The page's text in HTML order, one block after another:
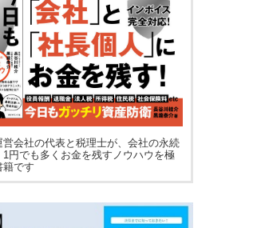
営会社の代表と税理士が、会社の永続
円でも多くお金を残すノウハウを極
籍です